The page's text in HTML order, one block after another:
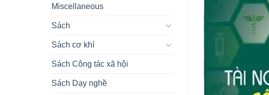
Miscellaneous
Sách
Sách cơ khí
Sách Công tác xã hội
Sách Dạy nghề